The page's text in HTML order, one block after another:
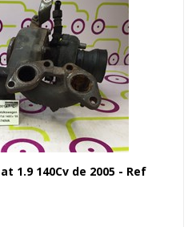
1.9 140Cv de 2005 - Ref